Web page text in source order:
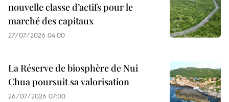
nouvelle classe d’actifs pour le
marché des capitaux
27/07/2026 04:00
La Réserve de biosphère de Nui
Chua poursuit sa valorisation
26/07/2026 07:00